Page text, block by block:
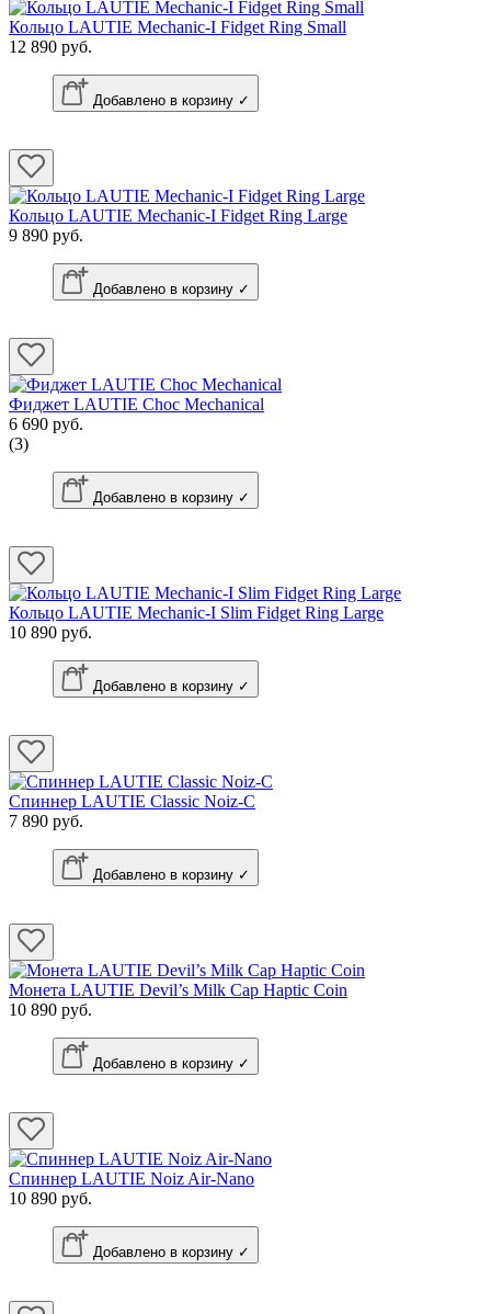
Кольцо LAUTIE Mechanic-I Fidget Ring Small
12 890 руб.
Добавлено в корзину ✓
Кольцо LAUTIE Mechanic-I Fidget Ring Large
9 890 руб.
Добавлено в корзину ✓
Фиджет LAUTIE Choc Mechanical
6 690 руб.
(3)
Добавлено в корзину ✓
Кольцо LAUTIE Mechanic-I Slim Fidget Ring Large
10 890 руб.
Добавлено в корзину ✓
Спиннер LAUTIE Classic Noiz-C
7 890 руб.
Добавлено в корзину ✓
Монета LAUTIE Devil’s Milk Cap Haptic Coin
10 890 руб.
Добавлено в корзину ✓
Спиннер LAUTIE Noiz Air-Nano
10 890 руб.
Добавлено в корзину ✓